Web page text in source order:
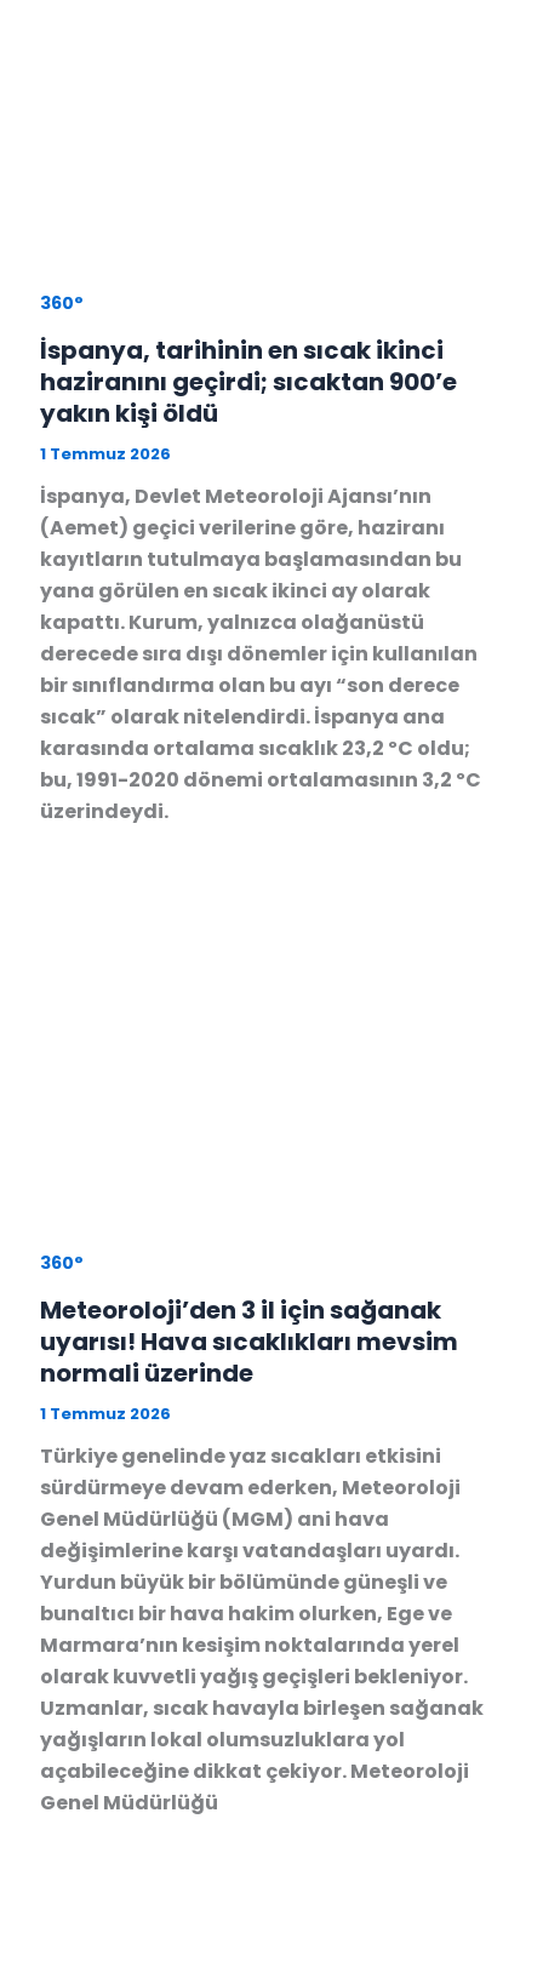
360°
İspanya, tarihinin en sıcak ikinci
haziranını geçirdi; sıcaktan 900’e
yakın kişi öldü
1 Temmuz 2026
İspanya, Devlet Meteoroloji Ajansı’nın
(Aemet) geçici verilerine göre, haziranı
kayıtların tutulmaya başlamasından bu
yana görülen en sıcak ikinci ay olarak
kapattı. Kurum, yalnızca olağanüstü
derecede sıra dışı dönemler için kullanılan
bir sınıflandırma olan bu ayı “son derece
sıcak” olarak nitelendirdi. İspanya ana
karasında ortalama sıcaklık 23,2 ºC oldu;
bu, 1991-2020 dönemi ortalamasının 3,2 ºC
üzerindeydi.
360°
Meteoroloji’den 3 il için sağanak
uyarısı! Hava sıcaklıkları mevsim
normali üzerinde
1 Temmuz 2026
Türkiye genelinde yaz sıcakları etkisini
sürdürmeye devam ederken, Meteoroloji
Genel Müdürlüğü (MGM) ani hava
değişimlerine karşı vatandaşları uyardı.
Yurdun büyük bir bölümünde güneşli ve
bunaltıcı bir hava hakim olurken, Ege ve
Marmara’nın kesişim noktalarında yerel
olarak kuvvetli yağış geçişleri bekleniyor.
Uzmanlar, sıcak havayla birleşen sağanak
yağışların lokal olumsuzluklara yol
açabileceğine dikkat çekiyor. Meteoroloji
Genel Müdürlüğü